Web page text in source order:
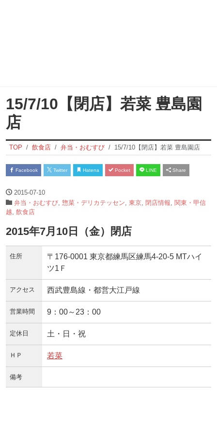
15/7/10【閉店】若菜 豊島園
店
TOP 飲食店 弁当・おむすび 15/7/10【閉店】若菜 豊島園店
Facebook Twitter Hatena Pocket LINE Share
2015-07-10
弁当・おむすび 惣菜・デリカテッセン 東京 閉店情報 関東・甲信
越 飲食店
2015年7月10日（金）閉店
住所
〒176-0001 東京都練馬区練馬4-20-5 MTハイ
ツ1Ｆ
アクセス 西武豊島線・都営大江戸線
営業時間 9：00～23：00
定休日 土・日・祝
ＨＰ 若菜
備考